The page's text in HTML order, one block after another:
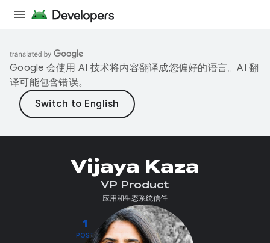
Google 会使用 AI 技术将内容翻译成您偏好的语言。AI 翻
译可能包含错误。
1
POST
Vijaya Kaza
VP Product
应用和生态系统信任